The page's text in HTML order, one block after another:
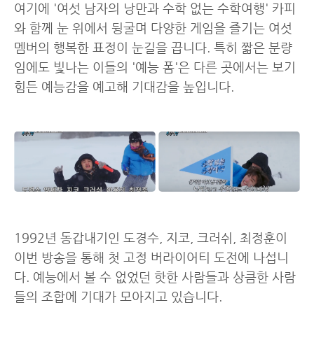
여기에 '여섯 남자의 낭만과 수학 없는 수학여행' 카피
와 함께 눈 위에서 뒹굴며 다양한 게임을 즐기는 여섯
멤버의 행복한 표정이 눈길을 끕니다. 특히 짧은 분량
임에도 빛나는 이들의 '예능 폼'은 다른 곳에서는 보기
힘든 예능감을 예고해 기대감을 높입니다.
1992년 동갑내기인 도경수, 지코, 크러쉬, 최정훈이
이번 방송을 통해 첫 고정 버라이어티 도전에 나섭니
다. 예능에서 볼 수 없었던 핫한 사람들과 상큼한 사람
들의 조합에 기대가 모아지고 있습니다.